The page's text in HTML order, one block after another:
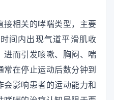
接相关的哮喘类型，主要
间内出现气道平滑肌收
进而引发咳嗽、胸闷、喘
在停止运动后数分钟到
会影响患者的运动能力和